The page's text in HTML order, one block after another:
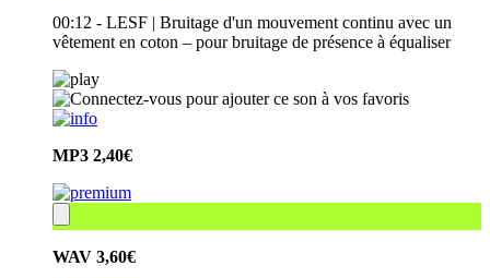
00:12 - LESF | Bruitage d'un mouvement continu avec un
vêtement en coton – pour bruitage de présence à équaliser
MP3 2,40€
WAV 3,60€